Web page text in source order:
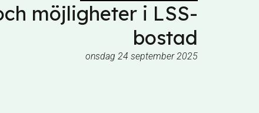
möjligheter i LSS-
bostad
onsdag 24 september 2025